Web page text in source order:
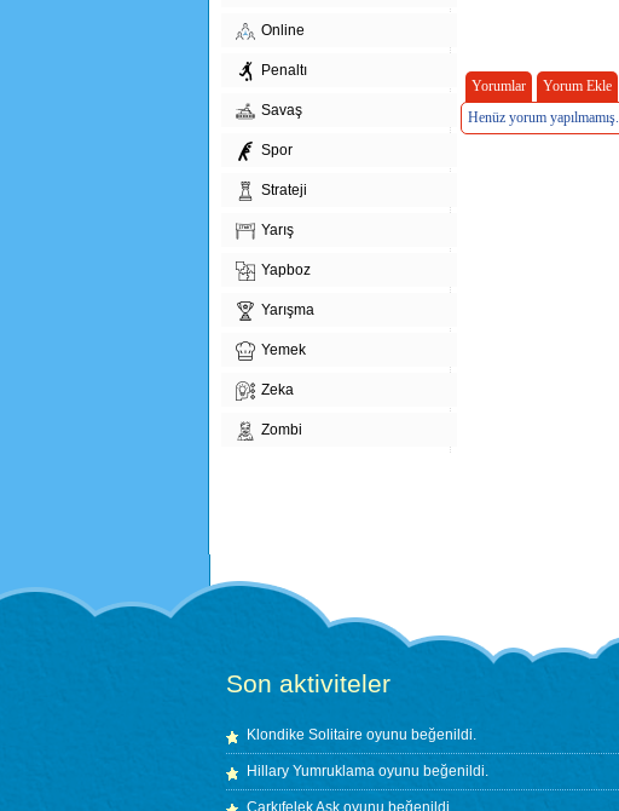
Online
Penaltı
Savaş
Spor
Strateji
Yarış
Yapboz
Yarışma
Yemek
Zeka
Zombi
Yorumlar
Yorum Ekle
Henüz yorum yapılmamış.
Son aktiviteler
Klondike Solitaire oyunu beğenildi.
Hillary Yumruklama oyunu beğenildi.
Çarkıfelek Aşk oyunu beğenildi.